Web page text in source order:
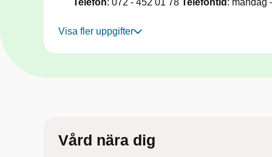
Telefon: 072 - 452 01 78 Telefontid : måndag
Visa fler uppgifter
Vård nära dig